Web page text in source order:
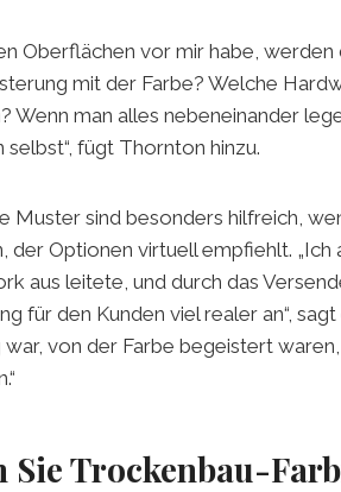
Oberflächen vor mir habe,
mit der Farbe? Welche
Wenn man alles nebeneinander
fügt Thornton hinzu.
Muster sind besonders hilfreich,
der Optionen virtuell empfiehlt. „Ich
aus leitete, und durch das
für den Kunden viel realer an“,
von der Farbe begeistert
Sie Trockenbau-